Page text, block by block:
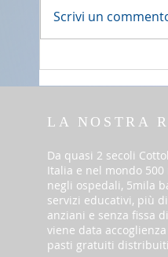
2 agosto 2026 -
Scrivi un
LA NOSTRA
Da quasi 2 secoli
Italia e nel mondo
negli ospedali, 5mila
servizi educativi, più
anziani e senza fissa
viene data
pasti gratuiti